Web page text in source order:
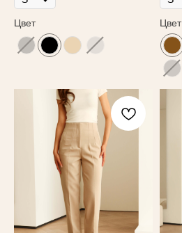
Цвет Цвет
*Принадлежит Meta, признан экстремистким в РФ
Публичная оферта
КОНТАКТЫ
г. Владикавказ
Режим работы: 10:00-21:00
+7 901 508-20-20
Instagram*
info@yankichstore.ru